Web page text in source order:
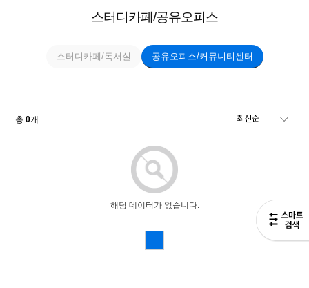
스터디카페/공유오피스
스터디카페/독서실 공유오피스/커뮤니티센터
총0개
해당 데이터가 없습니다.